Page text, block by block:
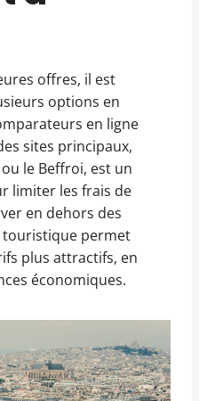
offres, il est
options en
en ligne
sites principaux,
le Beffroi, est un
limiter les frais de
en dehors des
touristique permet
plus attractifs, en
économiques.